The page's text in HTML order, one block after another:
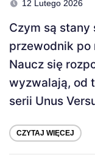
12 Lutego 2026
Czym są
przewodnik po
Naucz się
wyzwalają, od
serii Unus
CZYTAJ WIĘCEJ